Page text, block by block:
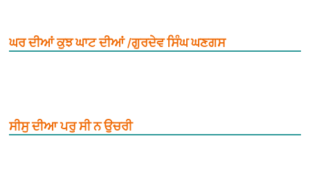
ਘਰ ਦੀਆਂ ਕੁਝ ਘਾਟ ਦੀਆਂ /ਗੁਰਦੇਵ ਸਿੰਘ ਘਣਗਸ
ਸੀਸੁ ਦੀਆ ਪਰੁ ਸੀ ਨ ਉਚਰੀ